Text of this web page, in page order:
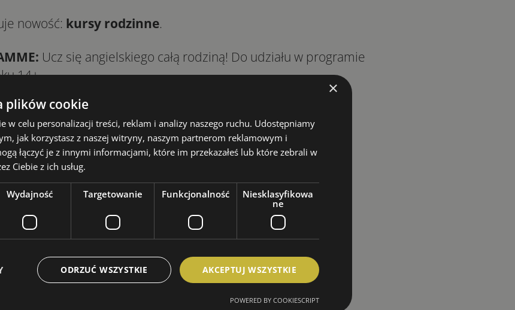
nowość: kursy rodzinne.
Ucz się angielskiego całą rodziną! Do udziału w programie
14+.
wyboru kursu, wieku studenta i terminów wyjazdu:
(Standard, Standard Plus and Superior)
Schools
Heathrow & Gatwick
×
plików cookie
w celu personalizacji treści, reklam i analizy naszego ruchu. Udostępniamy
jak korzystasz z naszej witryny, naszym partnerom reklamowym i
łączyć je z innymi informacjami, które im przekazałeś lub które zebrali w
Ciebie z ich usług.
Wydajność Targetowanie Funkcjonalność
Niesklasyfikowa
ne
AKCEPTUJ WSZYSTKIE
ODRZUĆ WSZYSTKIE
POWERED BY COOKIESCRIPT